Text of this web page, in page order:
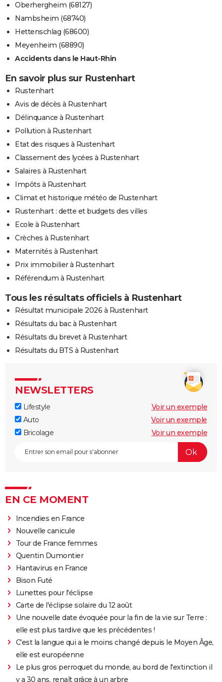
Oberhergheim (68127)
Nambsheim (68740)
Hettenschlag (68600)
Meyenheim (68890)
Accidents dans le Haut-Rhin
En savoir plus sur Rustenhart
Rustenhart
Avis de décès à Rustenhart
Délinquance à Rustenhart
Pollution à Rustenhart
Etat des risques à Rustenhart
Classement des lycées à Rustenhart
Salaires à Rustenhart
Impôts à Rustenhart
Climat et historique météo de Rustenhart
Rustenhart : dette et budgets des villes
Ecole à Rustenhart
Crèches à Rustenhart
Maternités à Rustenhart
Prix immobilier à Rustenhart
Référendum à Rustenhart
Tous les résultats officiels à Rustenhart
Résultat municipale 2026 à Rustenhart
Résultats du bac à Rustenhart
Résultats du brevet à Rustenhart
Résultats du BTS à Rustenhart
NEWSLETTERS
Lifestyle
Voir un exemple
Auto
Voir un exemple
Bricolage
Voir un exemple
EN CE MOMENT
Incendies en France
Nouvelle canicule
Tour de France femmes
Quentin Dumontier
Hantavirus en France
Bison Futé
Lunettes pour l'éclipse
Carte de l'éclipse solaire du 12 août
Une nouvelle date évoquée pour la fin de la vie sur Terre :
elle est plus tardive que les précédentes !
C'est la langue qui a le moins changé depuis le Moyen Âge,
elle est européenne
Le plus gros perroquet du monde, au bord de l'extinction il
y a 30 ans, renaît grâce à un arbre